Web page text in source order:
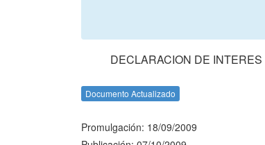
DECLARACION DE
Documento Actualizado
Promulgación: 18/09/2009